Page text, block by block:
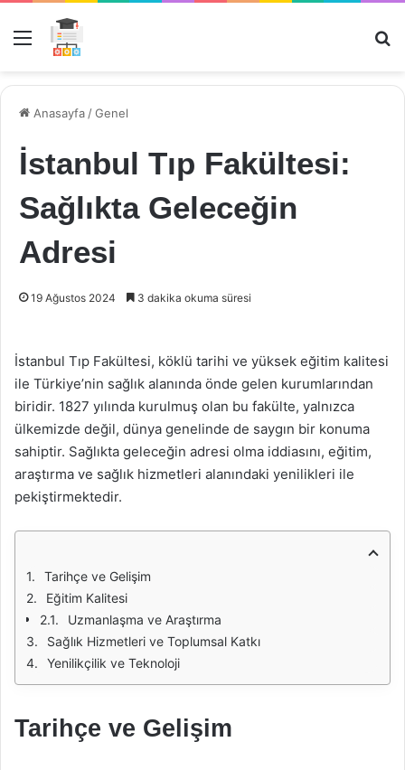
Menü
Anasayfa /Genel
İstanbul Tıp Fakültesi:
Sağlıkta Geleceğin
Adresi
19 Ağustos 2024 3 dakika okuma süresi
İstanbul Tıp Fakültesi, köklü tarihi ve yüksek eğitim kalitesi
ile Türkiye’nin sağlık alanında önde gelen kurumlarından
biridir. 1827 yılında kurulmuş olan bu fakülte, yalnızca
ülkemizde değil, dünya genelinde de saygın bir konuma
sahiptir. Sağlıkta geleceğin adresi olma iddiasını, eğitim,
araştırma ve sağlık hizmetleri alanındaki yenilikleri ile
pekiştirmektedir.
Tarihçe ve Gelişim
Eğitim Kalitesi
Uzmanlaşma ve Araştırma
Sağlık Hizmetleri ve Toplumsal Katkı
Yenilikçilik ve Teknoloji
Tarihçe ve Gelişim